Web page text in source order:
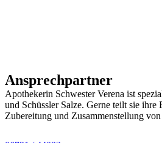
Ansprech­partner
Apothekerin Schwester Verena ist
und Schüssler Salze. Gerne teilt sie ihre
Zubereitung und Zusammenstellung von